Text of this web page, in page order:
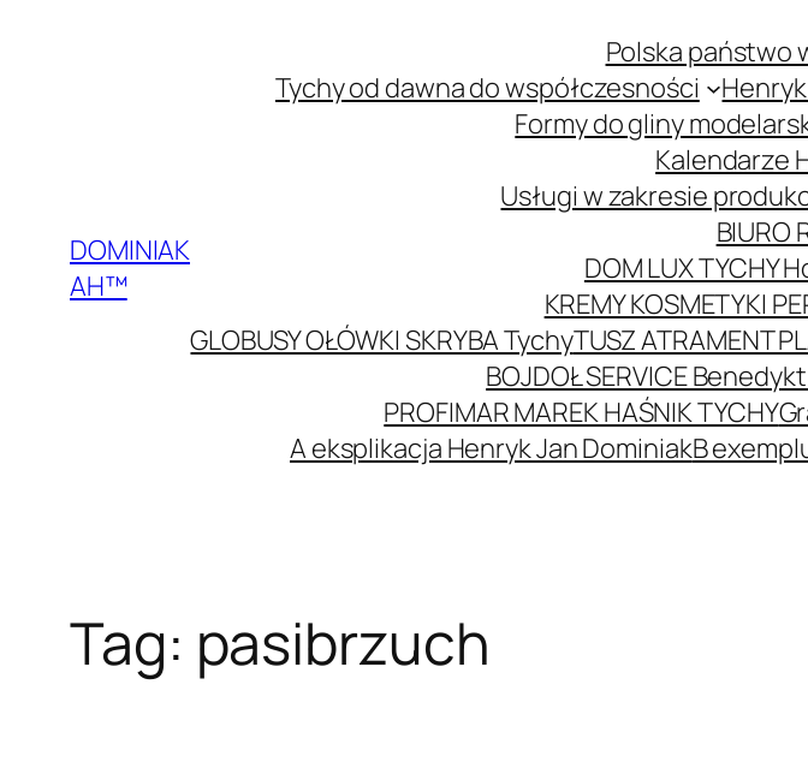
DOMINIAK
AH™
Polska państwo
Tychy od dawna do współczesności
Formy do gliny
Kalendarze
Usługi w zakresie
BIURO
DOM LUX TYCHY
KREMY KOSMETYKI
GLOBUSY OŁÓWKI SKRYBA TychyTUSZ ATRAMENT
BOJDOŁ SERVICE
PROFIMAR MAREK HAŚNIK TYCHY
A eksplikacja Henryk Jan DominiakB
Tag: pasibrzuch